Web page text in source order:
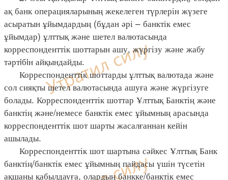
ақ банк операцияларының жекелеген түрлерін жүзеге
асыратын ұйымдардың (бұдан әрі – банктік емес
ұйымдар) ұлттық және шетел валютасында
корреспонденттік шоттарын ашу, жүргізу және жабу
тәртiбiн айқындайды.
Корреспонденттік шоттарды ұлттық валютада және
сол сияқты шетел валютасында ашуға және жүргізуге
болады. Корреспонденттік шоттар Ұлттық Банктің және
банктің және/немесе банктік емес ұйымның арасында
корреспонденттік шот шарты жасалғаннан кейін
ашылады.
Корреспонденттік шот шартына сәйкес Ұлттық Банк
банктің/банктік емес ұйымның пайдасы үшін түсетін
ақшаны қабылдауға, олардың банкке/банктік емес